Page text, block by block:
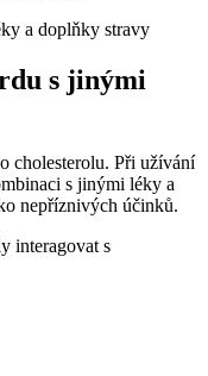
s jinými
cholesterolu. Při užívání
s jinými léky a
nepříznivých účinků.
interagovat s